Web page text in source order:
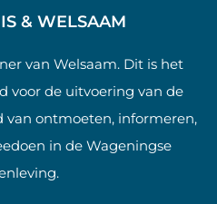
& WELSAAM
van Welsaam. Dit is het
voor de uitvoering van de
ontmoeten, informeren,
in de Wageningse